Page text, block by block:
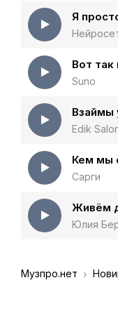
Suno
Взаймы
Edik
Кем мы
Сарги
Живём
Юлия
Музпро.нет